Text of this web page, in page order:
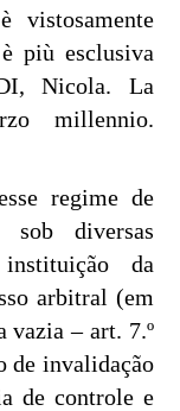
vistosamente
più esclusiva
Nicola. La
millennio.
regime de
sob diversas
da
arbitral (em
vazia – art. 7.º
de invalidação
de controle e